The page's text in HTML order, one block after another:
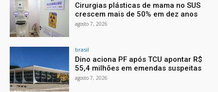
Cirurgias plásticas de mama no SUS
crescem mais de 50% em dez anos
agosto 7, 2026
brasil
Dino aciona PF após TCU apontar R$
55,4 milhões em emendas suspeitas
agosto 7, 2026